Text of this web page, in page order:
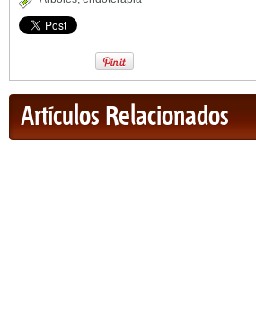
Artículos Relacionados